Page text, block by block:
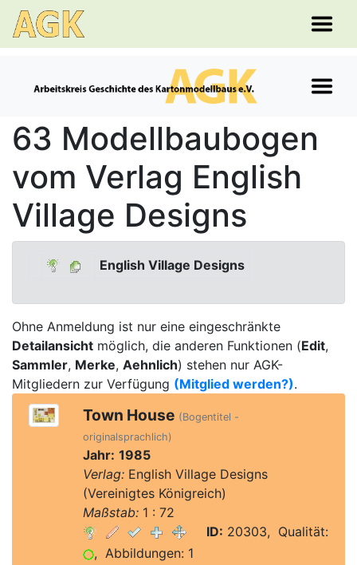
63 Modellbaubogen
vom Verlag English
Village Designs
English Village Designs
Ohne Anmeldung ist nur eine eingeschränkte
Detailansicht möglich, die anderen Funktionen (Edit,
Sammler, Merke, Aehnlich) stehen nur AGK-
Mitgliedern zur Verfügung (Mitglied werden?).
Town House (Bogentitel -
originalsprachlich)
Jahr: 1985
Verlag:English Village Designs
(Vereinigtes Königreich)
Maßstab:1 : 72
ID: 20303, Qualität:
, Abbildungen: 1